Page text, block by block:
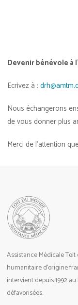
Devenir bénévole à
Ecrivez à :
Nous échangerons
de vous donner plus
Merci de l’attention
Assistance Médicale
humanitaire d’origine
intervient depuis 1992
défavorisées.